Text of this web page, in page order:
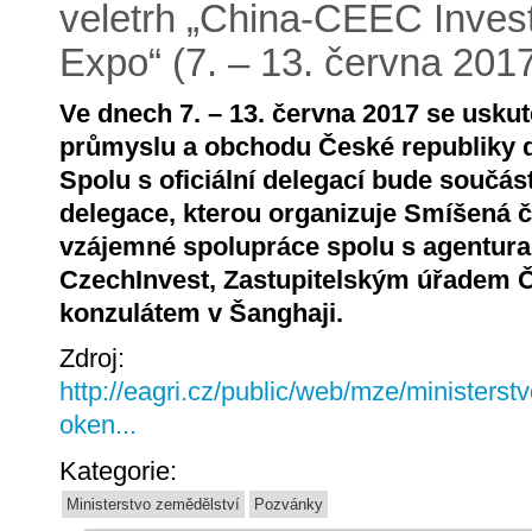
veletrh „China-CEEC
Expo“ (7. – 13. června
Ve dnech 7. – 13. června 2017 se
průmyslu a obchodu České republiky
Spolu s oficiální delegací bude
delegace, kterou organizuje Smíšená
vzájemné spolupráce spolu s
CzechInvest, Zastupitelským úřadem
konzulátem v Šanghaji.
Zdroj:
http://eagri.cz/public/web/mze/
oken...
Kategorie:
Ministerstvo zemědělství Pozvánky